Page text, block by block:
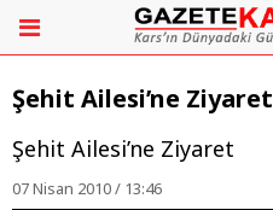
Şehit Ailesi’ne Ziyaret
Şehit Ailesi’ne Ziyaret
07 Nisan 2010 / 13:46